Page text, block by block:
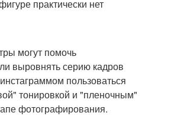
практически нет
могут помочь
выровнять серию кадров
пользоваться
тонировкой и "пленочным"
фотографирования.